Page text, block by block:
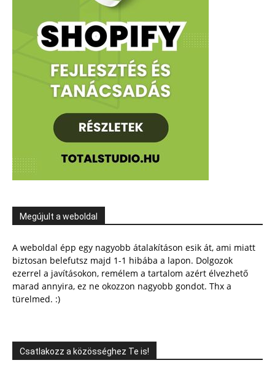
Megújult a weboldal
A weboldal épp egy nagyobb átalakításon esik át, ami miatt
biztosan belefutsz majd 1-1 hibába a lapon. Dolgozok
ezerrel a javításokon, remélem a tartalom azért élvezhető
marad annyira, ez ne okozzon nagyobb gondot. Thx a
türelmed. :)
Csatlakozz a közösséghez Te is!